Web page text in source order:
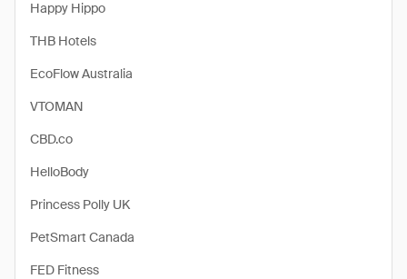
Happy Hippo
THB Hotels
EcoFlow Australia
VTOMAN
CBD.co
HelloBody
Princess Polly UK
PetSmart Canada
FED Fitness